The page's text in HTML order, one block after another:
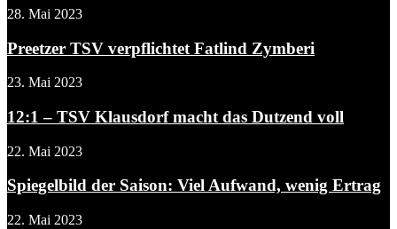
28. Mai 2023
Preetzer TSV verpflichtet Fatlind Zymberi
23. Mai 2023
12:1 – TSV Klausdorf macht das Dutzend voll
22. Mai 2023
Spiegelbild der Saison: Viel Aufwand, wenig Ertrag
22. Mai 2023